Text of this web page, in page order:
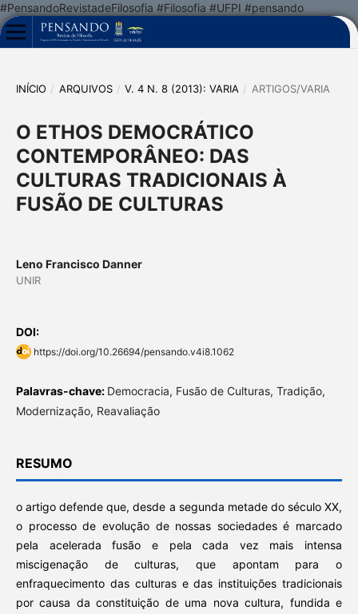
#PensandoRevistadeFilosofia #Filosofia #UFPI #pensando
INÍCIO / ARQUIVOS / V. 4 N. 8 (2013): VARIA / ARTIGOS/VARIA
O ETHOS DEMOCRÁTICO
CONTEMPORÂNEO: DAS
CULTURAS TRADICIONAIS À
FUSÃO DE CULTURAS
Leno Francisco Danner
UNIR
DOI:
https://doi.org/10.26694/pensando.v4i8.1062
Palavras-chave: Democracia, Fusão de Culturas, Tradição,
Modernização, Reavaliação
RESUMO
o artigo defende que, desde a segunda metade do século XX,
o processo de evolução de nossas sociedades é marcado
pela acelerada fusão e pela cada vez mais intensa
miscigenação de culturas, que apontam para o
enfraquecimento das culturas e das instituições tradicionais
por causa da constituição de uma nova cultura, fundida e